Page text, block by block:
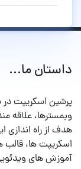
داستان ما...
وبمسترها، علاقه
هدف از راه اندازی
اسکریپت ها، قالب
آموزش های